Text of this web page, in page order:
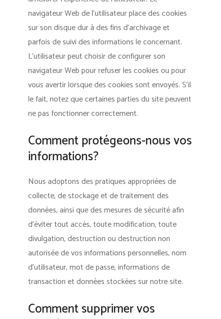
navigateur Web de l’utilisateur place des cookies
sur son disque dur à des fins d’archivage et
parfois de suivi des informations le concernant.
L’utilisateur peut choisir de configurer son
navigateur Web pour refuser les cookies ou pour
vous avertir lorsque des cookies sont envoyés. S’il
le fait, notez que certaines parties du site peuvent
ne pas fonctionner correctement.
Comment protégeons-nous vos
informations?
Nous adoptons des pratiques appropriées de
collecte, de stockage et de traitement des
données, ainsi que des mesures de sécurité afin
d’éviter tout accès, toute modification, toute
divulgation, destruction ou destruction non
autorisée de vos informations personnelles, nom
d’utilisateur, mot de passe, informations de
transaction et données stockées sur notre site.
Comment supprimer vos